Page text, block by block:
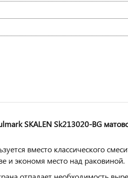
SKALEN Sk213020-BG
вместо классического
и экономя место над раковиной.